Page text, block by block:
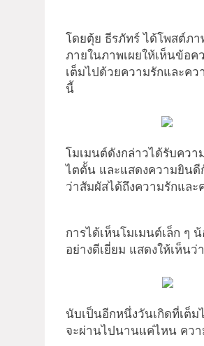
โดยตุ้ย ธีรภัทร์ ได้โพสต์ภ
ภายในภาพเผยให้เห็นข้อ
เต็มไปด้วยความรักและค
นี้
โมเมนต์ดังกล่าวได้รับคว
ไตตั้น และแสดงความยินดี
ว่าสัมผัสได้ถึงความรักแล
การได้เห็นโมเมนต์เล็ก ๆ
อย่างดีเยี่ยม แสดงให้เห็น
นับเป็นอีกหนึ่งวันเกิดที่เต็
จะผ่านไปนานแค่ไหน ควา